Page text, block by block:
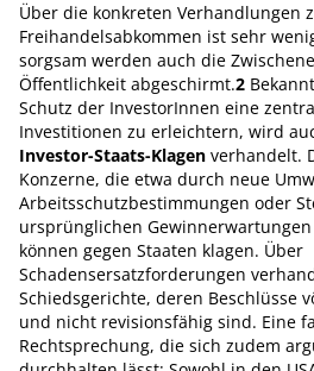
Über die konkreten Verhandlungen
Freihandelsabkommen ist sehr
sorgsam werden auch die
Öffentlichkeit abgeschirmt.2
Schutz der InvestorInnen eine
Investitionen zu erleichtern, wird
Investor-Staats-Klagen verhandelt.
Konzerne, die etwa durch neue
Arbeitsschutzbestimmungen oder
ursprünglichen
können gegen Staaten klagen. Über
Schadensersatzforderungen
Schiedsgerichte, deren Beschlüsse
und nicht revisionsfähig sind. Eine
Rechtsprechung, die sich zudem